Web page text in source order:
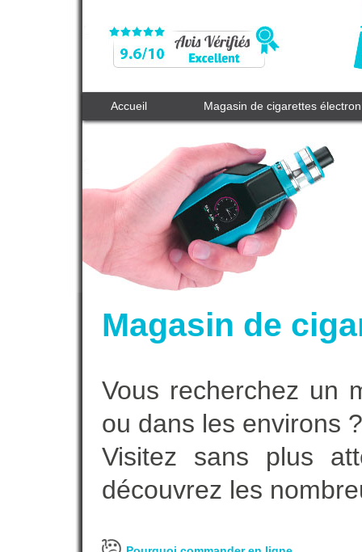
Accueil Magasin de cigarettes
Magasin de
Vous recherchez un
ou dans les environs ?
Visitez sans plus
découvrez les